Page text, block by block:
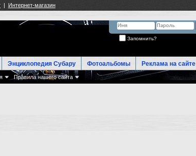
Запомнить?
Правила нашего сайта
Энциклопедия Субару Фотоальбомы Реклама на сайте